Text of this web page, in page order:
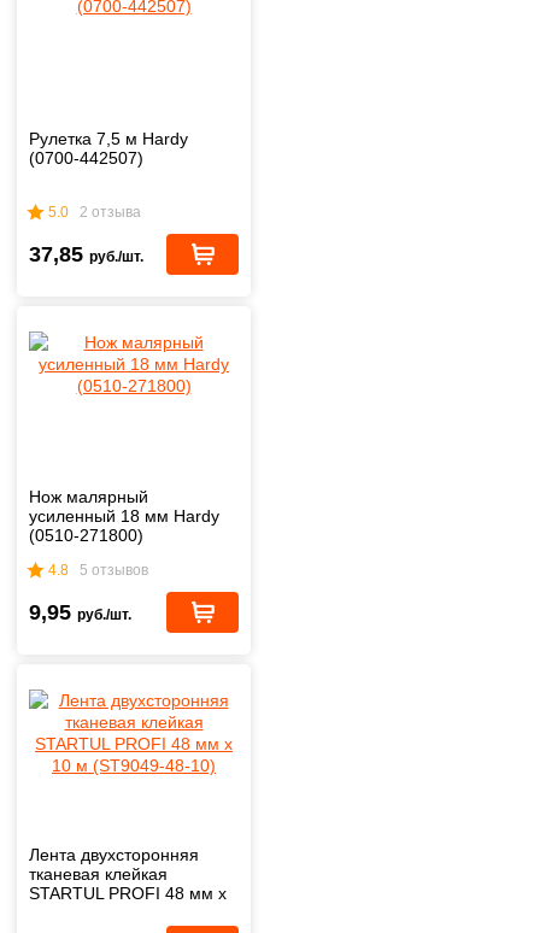
Рулетка 7,5 м Hardy
(0700-442507)
5.0 2 отзыва
37,85 руб./шт.
Нож малярный
усиленный 18 мм Hardy
(0510-271800)
4.8 5 отзывов
9,95 руб./шт.
Лента двухсторонняя
тканевая клейкая
STARTUL PROFI 48 мм х